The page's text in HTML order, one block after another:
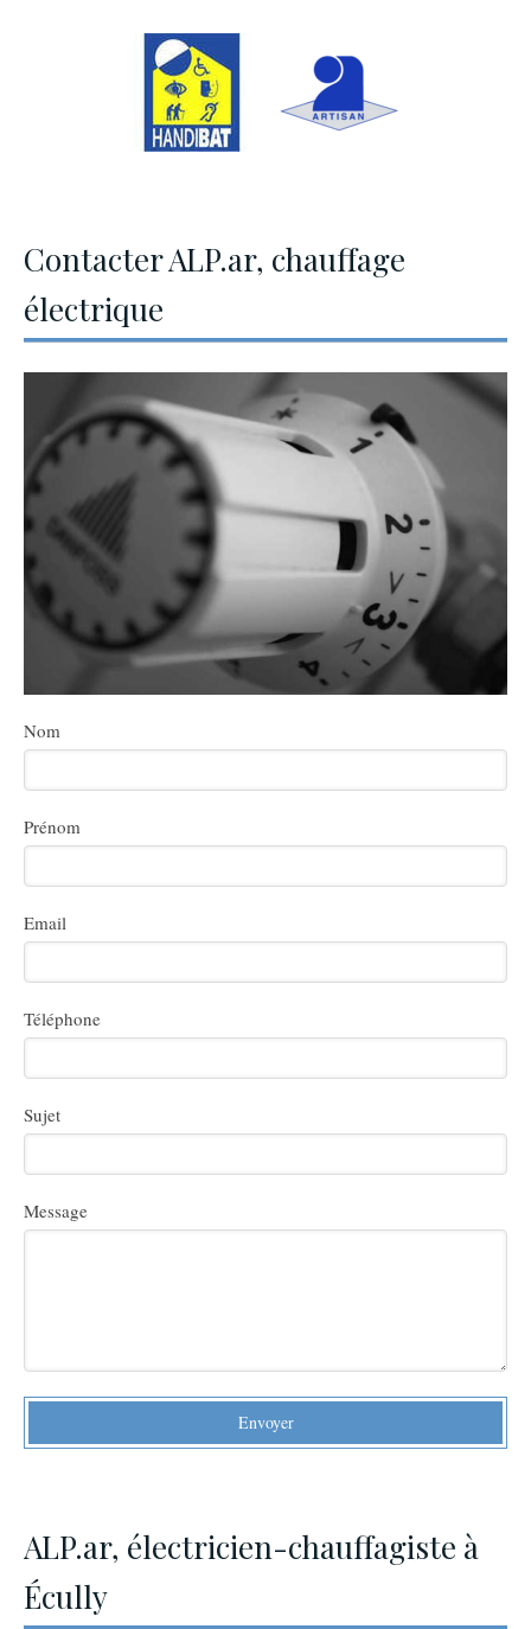
Contacter ALP.ar, chauffage
électrique
Nom
Prénom
Email
Téléphone
Sujet
Message
Envoyer
ALP.ar, électricien-chauffagiste à
Écully